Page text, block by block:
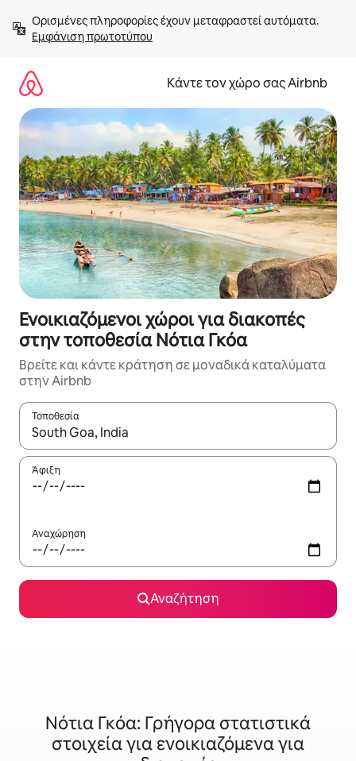
στο
περιεχόμενοΕμφάνιση πρωτοτύπου
Κάντε τον χώρο σας Airbnb
Ενοικιαζόμενοι χώροι για διακοπές
στην τοποθεσία Νότια Γκόα
Βρείτε και κάντε κράτηση σε μοναδικά καταλύματα
στην Airbnb
Τοποθεσία
Όταν τα αποτελέσματα είναι διαθέσιμα, μπορείτε να
Άφιξη
Αναχώρηση
Αναζήτηση
Νότια Γκόα: Γρήγορα στατιστικά
στοιχεία για ενοικιαζόμενα για